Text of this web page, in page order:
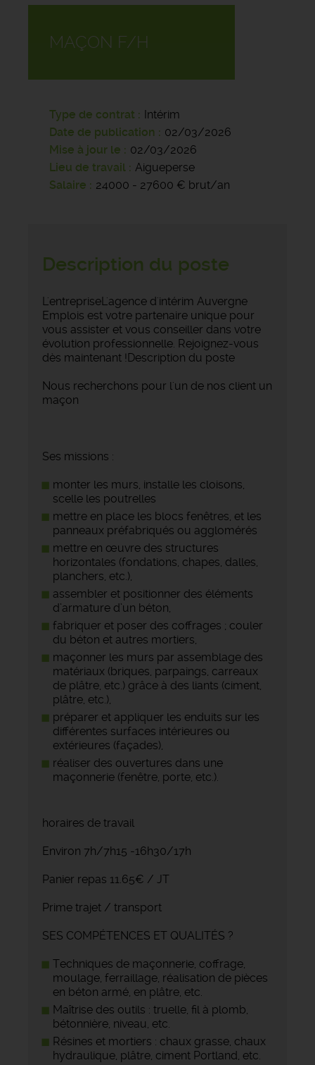
MAÇON F/H
Type de contrat
Intérim
Date de publication
02/03/2026
Mise à jour le
02/03/2026
Lieu de travail
Aigueperse
Salaire
24000 - 27600 € brut/an
Description du poste
L'entrepriseL'agence d'intérim Auvergne
Emplois est votre partenaire unique pour
vous assister et vous conseiller dans votre
évolution professionnelle. Rejoignez-vous
dès maintenant !Description du poste
Nous recherchons pour l'un de nos client un
maçon
Ses missions :
monter les murs, installe les cloisons,
scelle les poutrelles
mettre en place les blocs fenêtres, et les
panneaux préfabriqués ou agglomérés
mettre en œuvre des structures
horizontales (fondations, chapes, dalles,
planchers, etc.),
assembler et positionner des éléments
d’armature d’un béton,
fabriquer et poser des coffrages ; couler
du béton et autres mortiers,
maçonner les murs par assemblage des
matériaux (briques, parpaings, carreaux
de plâtre, etc.) grâce à des liants (ciment,
plâtre, etc.),
préparer et appliquer les enduits sur les
différentes surfaces intérieures ou
extérieures (façades),
réaliser des ouvertures dans une
maçonnerie (fenêtre, porte, etc.).
horaires de travail
Environ 7h/7h15 -16h30/17h
Panier repas 11.65€ / JT
Prime trajet / transport
SES COMPÉTENCES ET QUALITÉS ?
Techniques de maçonnerie, coffrage,
moulage, ferraillage, réalisation de pièces
en béton armé, en plâtre, etc.
Maîtrise des outils : truelle, fil à plomb,
bétonnière, niveau, etc.
Résines et mortiers : chaux grasse, chaux
hydraulique, plâtre, ciment Portland, etc.